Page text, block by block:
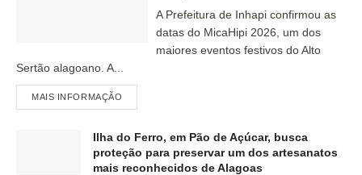
A Prefeitura de Inhapi confirmou as
datas do MicaHipi 2026, um dos
maiores eventos festivos do Alto
Sertão alagoano. A...
MAIS INFORMAÇÃO
Ilha do Ferro, em Pão de Açúcar, busca
proteção para preservar um dos artesanatos
mais reconhecidos de Alagoas